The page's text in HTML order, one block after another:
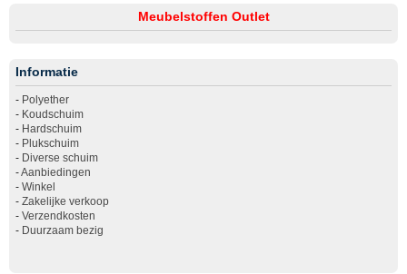
Meubelstoffen Outlet
Informatie
- Polyether
- Koudschuim
- Hardschuim
- Plukschuim
- Diverse schuim
-Aanbiedingen
- Winkel
- Zakelijke verkoop
- Verzendkosten
- Duurzaam bezig